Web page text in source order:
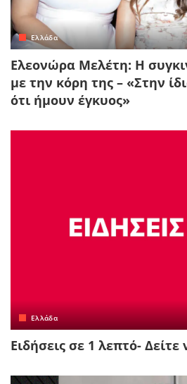
Ελλάδα
Ελεονώρα Μελέτη: Η
με την κόρη της – «Στην
ότι ήμουν έγκυος»
Ελλάδα
Ειδήσεις σε 1 λεπτό- Δείτε